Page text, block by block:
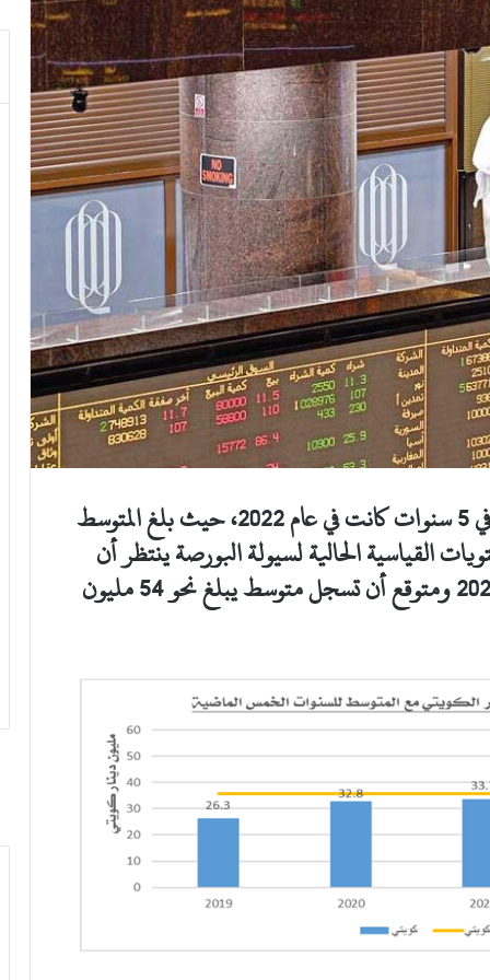
ذروة الثقة وارتفاع متوسط قيمة التداولات في 5 سنوات كانت في عام 2022، حيث بلغ المتوسط
المستويات القياسية الحالية لسيولة البورصة ينتظر أن
تفوق مستويات العام الحالي 2024 مستوى 2022 ومتوقع أن تسجل متوسط يبلغ نحو 54 مليون